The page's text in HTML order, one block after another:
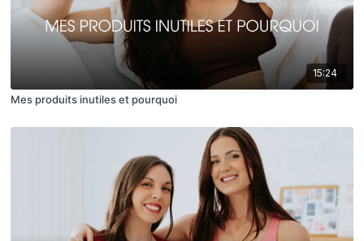
15:24
Mes produits inutiles et pourquoi